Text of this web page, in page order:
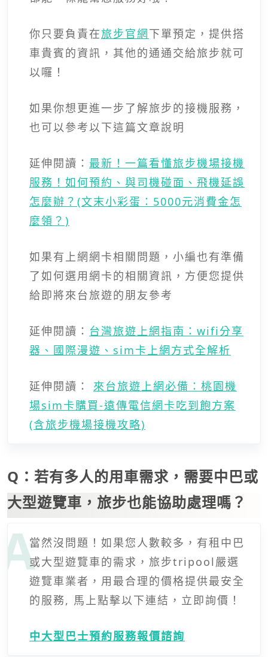
你只要負責在旅步官網下單預定，提供搭
車貴賓的資訊，其他的通通交給旅步就可
以囉！
如果你想更進一步了解旅步的接機服務，
也可以參考以下這篇文章說明
延伸閱讀： 最新！一篇看懂旅步機場接機
服務！如何預約、與司機碰面、飛機延誤
怎麼辦？(文末小彩蛋：5000元消費金怎
麼領？)
如果有上網網卡相關問題，小編也有準備
了如何選用網卡的相關資訊，方便您提供
給即將來台旅遊的朋友參考
延伸閱讀： 台灣旅遊上網指南：wifi分享
器、國際漫遊、sim卡上網方式全解析
延伸閱讀： 來台旅遊上網必備：桃園機
場sim卡購買-遠傳電信網卡吃到飽方案
(含旅步機場接機攻略)
Q：若有多人的用車需求，需要中巴或
大型遊覽車，旅步也能協助處理嗎？
當然沒問題！如果您人數較多，有租中巴
或大型遊覽車的需求，旅步tripool嚴選
遊覽車業者，用最合理的價格提供最安全
的服務, 馬上點擊以下連結，立即詢價！
中大型巴士預約服務報價諮詢